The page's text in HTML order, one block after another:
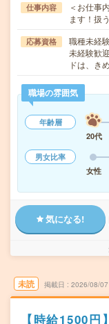
仕事内容
＜お仕事
ます！扱
応募資格
職種未経
未経験歓
ドは、き
職場の雰囲気
年齢層
20代
男女比率
女性
気になる!
未読 掲載日 2026/08/07
【時給1500